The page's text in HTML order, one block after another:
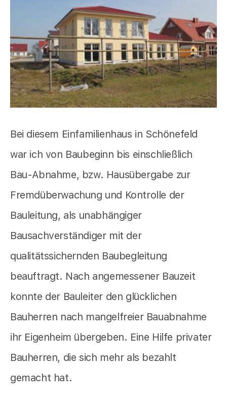
Bei diesem Einfamilienhaus in Schönefeld
war ich von Baubeginn bis einschließlich
Bau-Abnahme, bzw. Hausübergabe zur
Fremdüberwachung und Kontrolle der
Bauleitung, als unabhängiger
Bausachverständiger mit der
qualitätssichernden Baubegleitung
beauftragt. Nach angemessener Bauzeit
konnte der Bauleiter den glücklichen
Bauherren nach mangelfreier Bauabnahme
ihr Eigenheim übergeben. Eine Hilfe privater
Bauherren, die sich mehr als bezahlt
gemacht hat.